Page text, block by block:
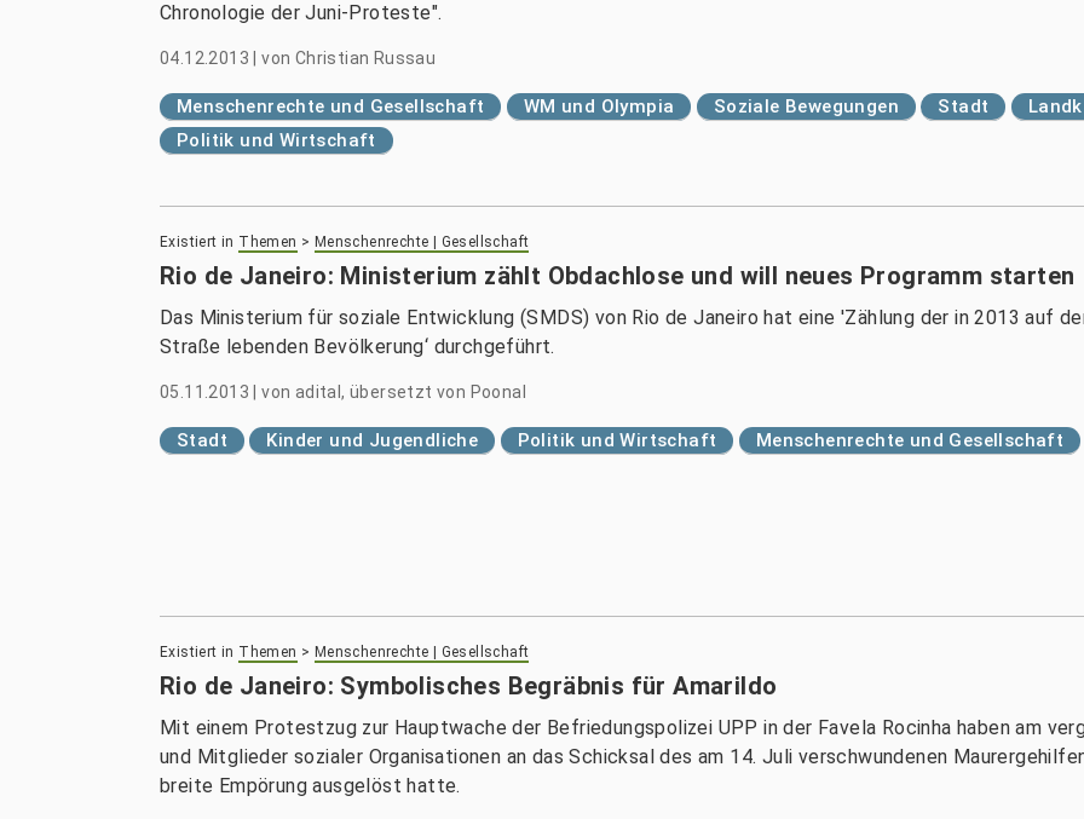
Chronologie der Juni-Proteste".
04.12.2013 |von Christian Russau
Menschenrechte und Gesellschaft WM und Olympia Soziale Bewegungen Stadt
Politik und Wirtschaft
Existiert in Themen > Menschenrechte | Gesellschaft
Rio de Janeiro: Ministerium zählt Obdachlose und will neues Programm starten
Das Ministerium für soziale Entwicklung (SMDS) von Rio de Janeiro hat eine 'Zählung der in 2013 auf
Straße lebenden Bevölkerung‘ durchgeführt.
05.11.2013 |von adital, übersetzt von Poonal
Stadt Kinder und Jugendliche Politik und Wirtschaft Menschenrechte und Gesellschaft
Existiert in Themen > Menschenrechte | Gesellschaft
Rio de Janeiro: Symbolisches Begräbnis für Amarildo
Mit einem Protestzug zur Hauptwache der Befriedungspolizei UPP in der Favela Rocinha haben am
und Mitglieder sozialer Organisationen an das Schicksal des am 14. Juli verschwundenen
breite Empörung ausgelöst hatte.